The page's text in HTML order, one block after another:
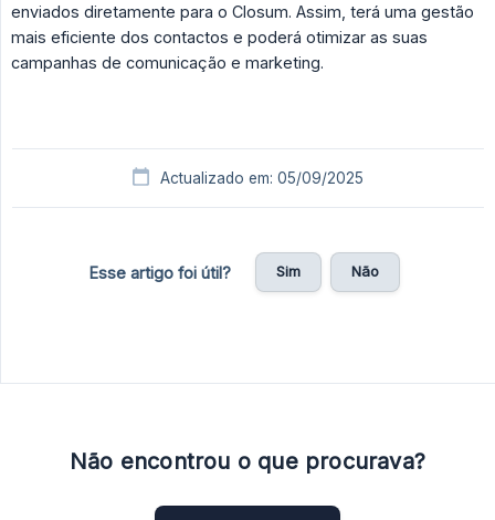
enviados diretamente para o Closum. Assim, terá uma gestão
mais eficiente dos contactos e poderá otimizar as suas
campanhas de comunicação e marketing.
Actualizado em: 05/09/2025
Esse artigo foi útil? Sim Não
Não encontrou o que procurava?